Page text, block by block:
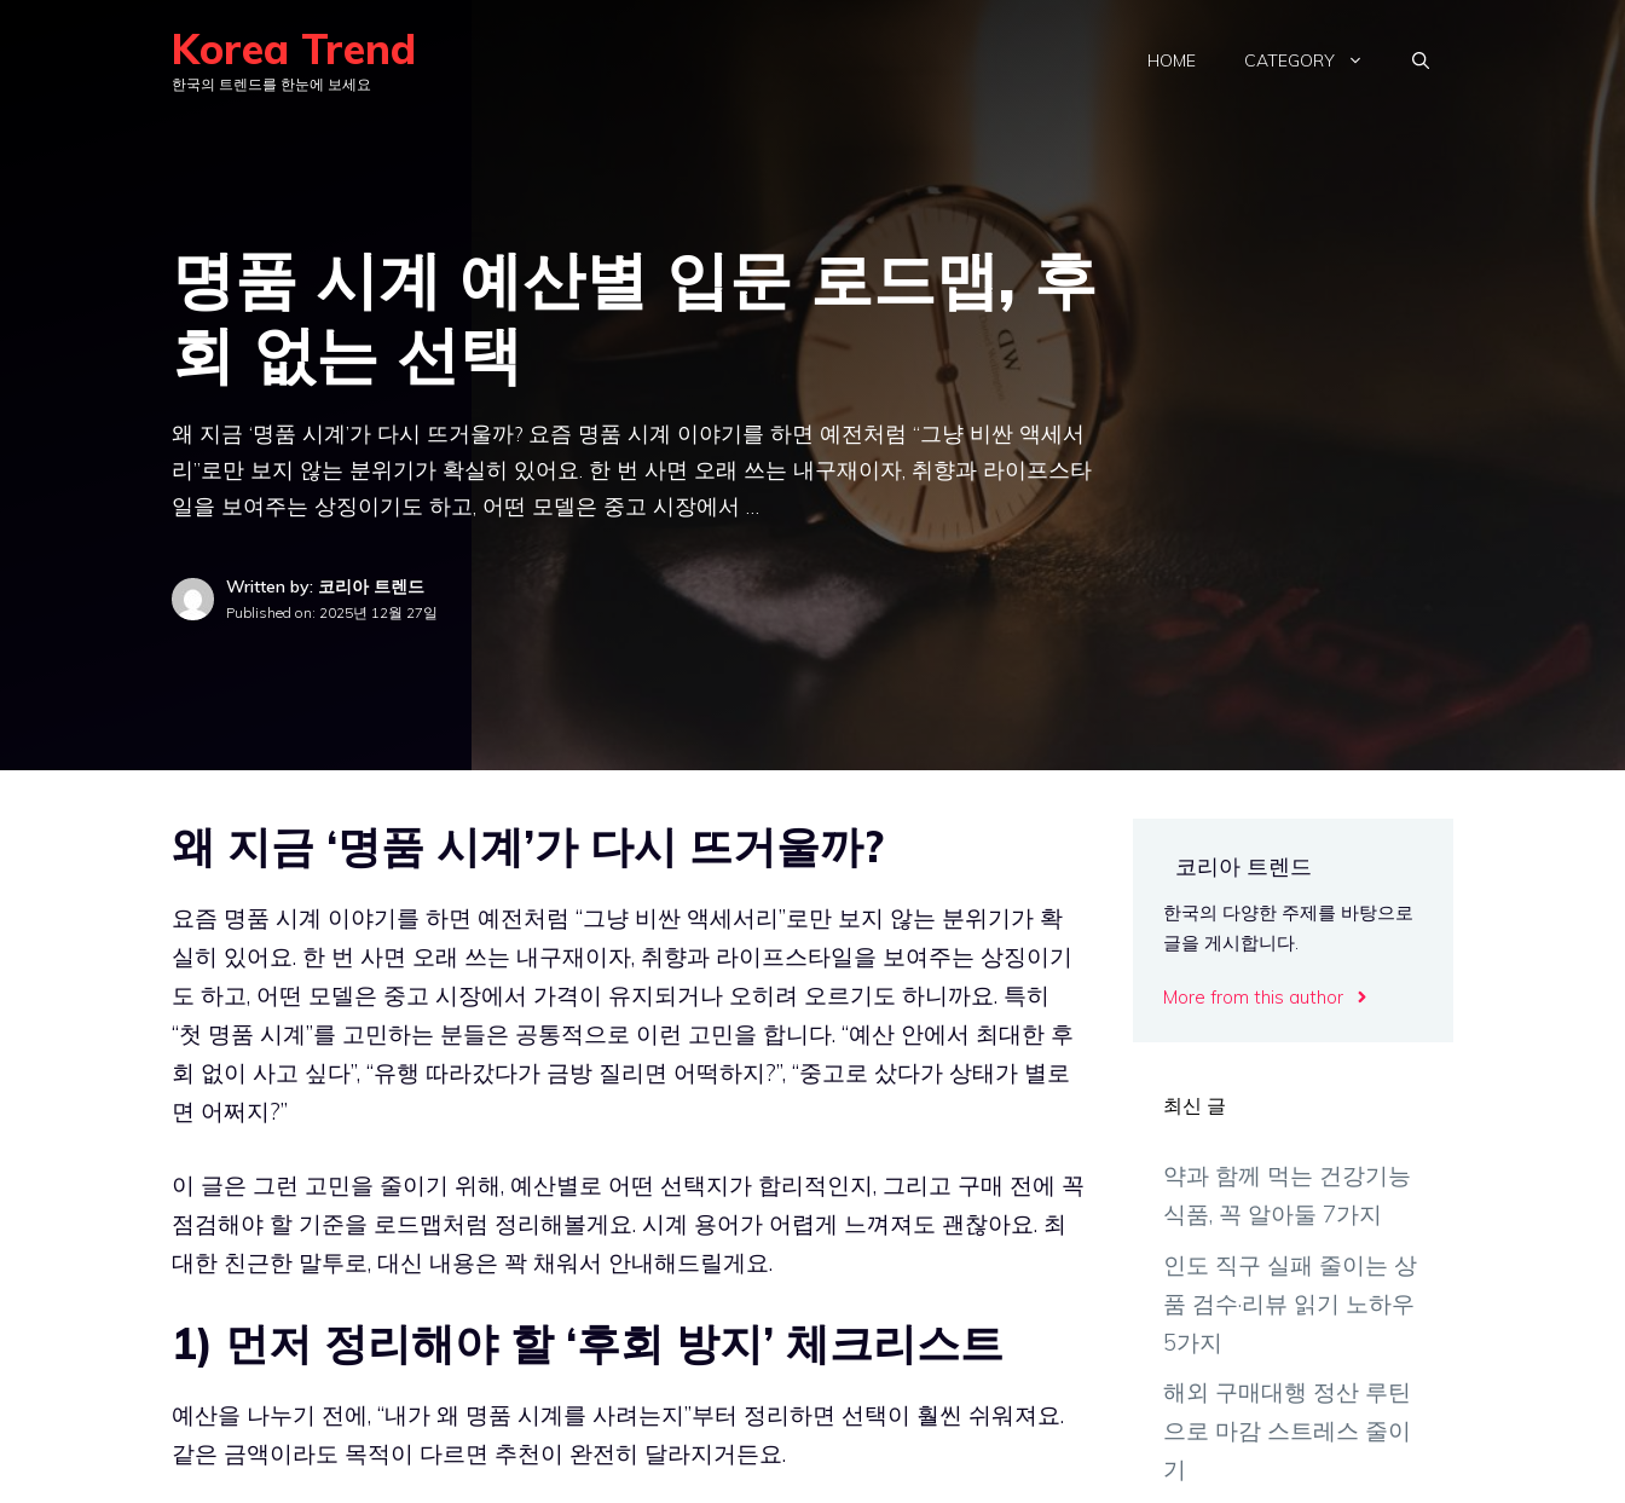
Korea Trend
한국의 트렌드를 한눈에 보세요
HOME CATEGORY
명품 시계 예산별 입문 로드맵, 후
회 없는 선택
왜 지금 ‘명품 시계’가 다시 뜨거울까? 요즘 명품 시계 이야기를 하면 예전처럼 “그냥 비싼 액세서
리”로만 보지 않는 분위기가 확실히 있어요. 한 번 사면 오래 쓰는 내구재이자, 취향과 라이프스타
일을 보여주는 상징이기도 하고, 어떤 모델은 중고 시장에서 …
Written by: 코리아 트렌드
Published on: 2025년 12월 27일
왜 지금 ‘명품 시계’가 다시 뜨거울까?
요즘 명품 시계 이야기를 하면 예전처럼 “그냥 비싼 액세서리”로만 보지 않는 분위기가 확
실히 있어요. 한 번 사면 오래 쓰는 내구재이자, 취향과 라이프스타일을 보여주는 상징이기
도 하고, 어떤 모델은 중고 시장에서 가격이 유지되거나 오히려 오르기도 하니까요. 특히
“첫 명품 시계”를 고민하는 분들은 공통적으로 이런 고민을 합니다. “예산 안에서 최대한 후
회 없이 사고 싶다”, “유행 따라갔다가 금방 질리면 어떡하지?”, “중고로 샀다가 상태가 별로
면 어쩌지?”
이 글은 그런 고민을 줄이기 위해, 예산별로 어떤 선택지가 합리적인지, 그리고 구매 전에 꼭
점검해야 할 기준을 로드맵처럼 정리해볼게요. 시계 용어가 어렵게 느껴져도 괜찮아요. 최
대한 친근한 말투로, 대신 내용은 꽉 채워서 안내해드릴게요.
1) 먼저 정리해야 할 ‘후회 방지’ 체크리스트
예산을 나누기 전에, “내가 왜 명품 시계를 사려는지”부터 정리하면 선택이 훨씬 쉬워져요.
같은 금액이라도 목적이 다르면 추천이 완전히 달라지거든요.
코리아 트렌드
한국의 다양한 주제를 바탕으로
글을 게시합니다.
More from this author
최신 글
약과 함께 먹는 건강기능
식품, 꼭 알아둘 7가지
인도 직구 실패 줄이는 상
품 검수·리뷰 읽기 노하우
5가지
해외 구매대행 정산 루틴
으로 마감 스트레스 줄이
기